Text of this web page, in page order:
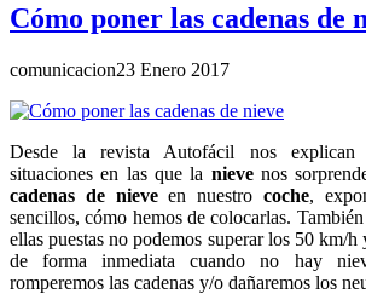
Cómo poner las cadenas de
comunicacion23 Enero 2017
Desde la revista Autofácil nos explican
situaciones en las que la nievenos
cadenas de nieveen nuestro coche,
sencillos, cómo hemos de colocarlas.
ellas puestas no podemos superar los 50 km/h
de forma inmediata cuando no hay
romperemos las cadenas y/o dañaremos los